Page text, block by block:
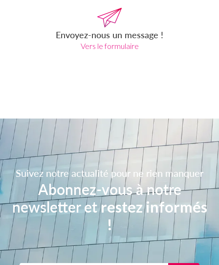
Envoyez-nous un message !
Vers le formulaire
Suivez notre actualité pour ne rien manquer
Abonnez-vous à notre
newsletter etrestez informés
!